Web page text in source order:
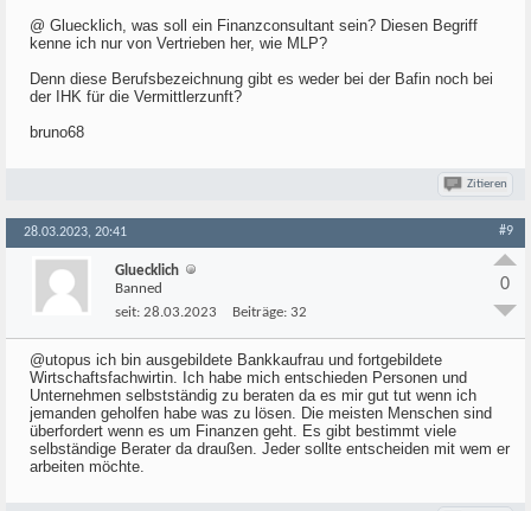
@ Gluecklich, was soll ein Finanzconsultant sein? Diesen Begriff
kenne ich nur von Vertrieben her, wie MLP?
Denn diese Berufsbezeichnung gibt es weder bei der Bafin noch bei
der IHK für die Vermittlerzunft?
bruno68
Zitieren
28.03.2023, 20:41 #9
Gluecklich
Banned
seit: 28.03.2023 Beiträge: 32
0
@utopus ich bin ausgebildete Bankkaufrau und fortgebildete
Wirtschaftsfachwirtin. Ich habe mich entschieden Personen und
Unternehmen selbstständig zu beraten da es mir gut tut wenn ich
jemanden geholfen habe was zu lösen. Die meisten Menschen sind
überfordert wenn es um Finanzen geht. Es gibt bestimmt viele
selbständige Berater da draußen. Jeder sollte entscheiden mit wem er
arbeiten möchte.